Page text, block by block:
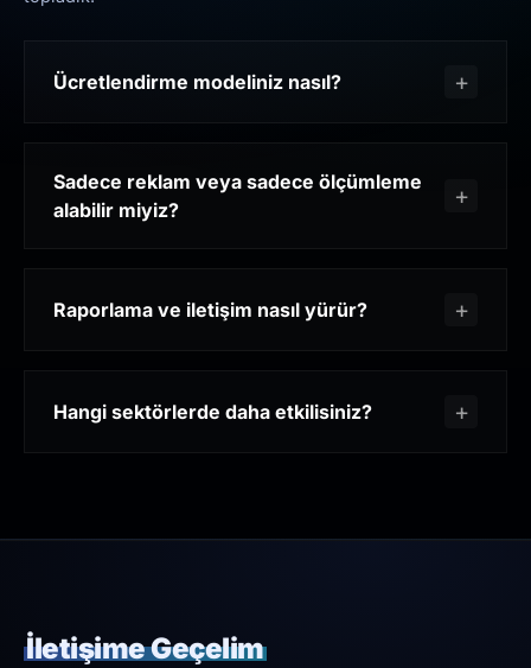
Ücretlendirme modeliniz nasıl?
Sadece reklam veya sadece ölçümleme
alabilir miyiz?
Raporlama ve iletişim nasıl yürür?
Hangi sektörlerde daha etkilisiniz?
İletişime Geçelim